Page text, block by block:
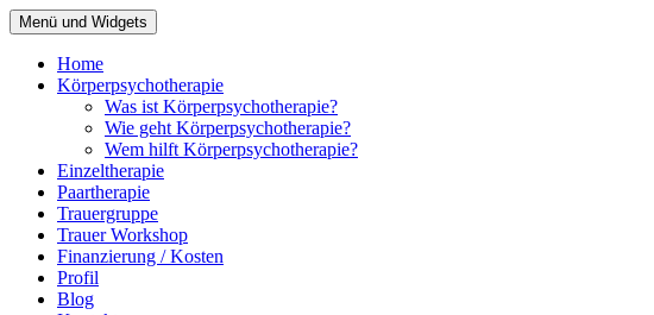
Zum
Inhalt
springen
Therapie Mros Körperpsychotherapie
Psychotherapie Hamburg St. Georg
Menü und Widgets
Home
Körperpsychotherapie
Was ist Körperpsychotherapie?
Wie geht Körperpsychotherapie?
Wem hilft Körperpsychotherapie?
Einzeltherapie
Paartherapie
Trauergruppe
Trauer Workshop
Finanzierung / Kosten
Profil
Blog